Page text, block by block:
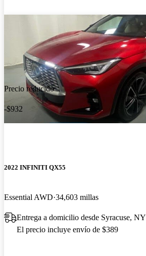
Precio reducido
-$932
2022 INFINITI QX55
Essential AWD 34,603 millas
Entrega a domicilio desde Syracuse, NY
El precio incluye envío de $389